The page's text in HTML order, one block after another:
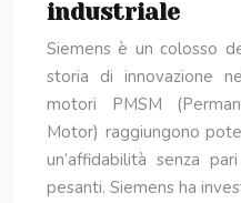
industriale
Siemens è un colosso
storia di innovazione
motori PMSM
Motor) raggiungono
un’affidabilità senza
pesanti. Siemens ha